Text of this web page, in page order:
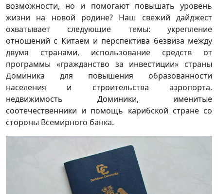
возможности, но и помогают повышать уровень
жизни на новой родине? Наш свежий дайджест
охватывает следующие темы: укрепление
отношений с Китаем и перспектива безвиза между
двумя странами, использование средств от
программы «гражданство за инвестиции» страны
Доминика для повышения образованности
населения и строительства аэропорта,
недвижимость Доминики, именитые
соотечественники и помощь карибской стране со
стороны Всемирного банка.